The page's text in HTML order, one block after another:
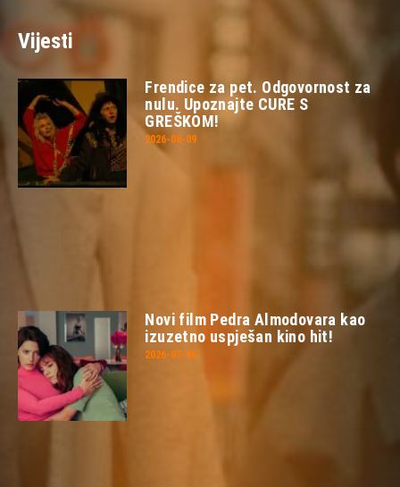
Vijesti
Frendice za pet. Odgovornost za
nulu. Upoznajte CURE S
GREŠKOM!
2026-08-09
Novi film Pedra Almodovara kao
izuzetno uspješan kino hit!
2026-07-26